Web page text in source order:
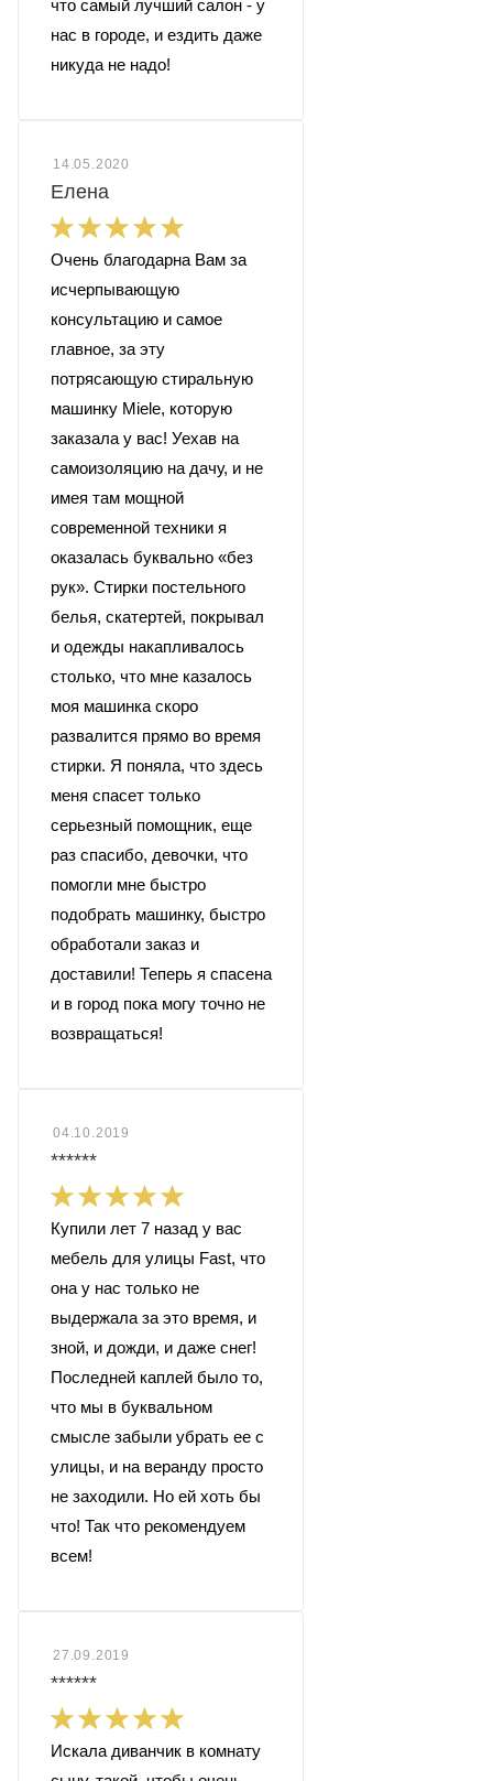
что самый лучший салон - у
нас в городе, и ездить даже
никуда не надо!
14.05.2020
Елена
Очень благодарна Вам за
исчерпывающую
консультацию и самое
главное, за эту
потрясающую стиральную
машинку Miele, которую
заказала у вас! Уехав на
самоизоляцию на дачу, и не
имея там мощной
современной техники я
оказалась буквально «без
рук». Стирки постельного
белья, скатертей, покрывал
и одежды накапливалось
столько, что мне казалось
моя машинка скоро
развалится прямо во время
стирки. Я поняла, что здесь
меня спасет только
серьезный помощник, еще
раз спасибо, девочки, что
помогли мне быстро
подобрать машинку, быстро
обработали заказ и
доставили! Теперь я спасена
и в город пока могу точно не
возвращаться!
04.10.2019
******
Купили лет 7 назад у вас
мебель для улицы Fast, что
она у нас только не
выдержала за это время, и
зной, и дожди, и даже снег!
Последней каплей было то,
что мы в буквальном
смысле забыли убрать ее с
улицы, и на веранду просто
не заходили. Но ей хоть бы
что! Так что рекомендуем
всем!
27.09.2019
******
Искала диванчик в комнату